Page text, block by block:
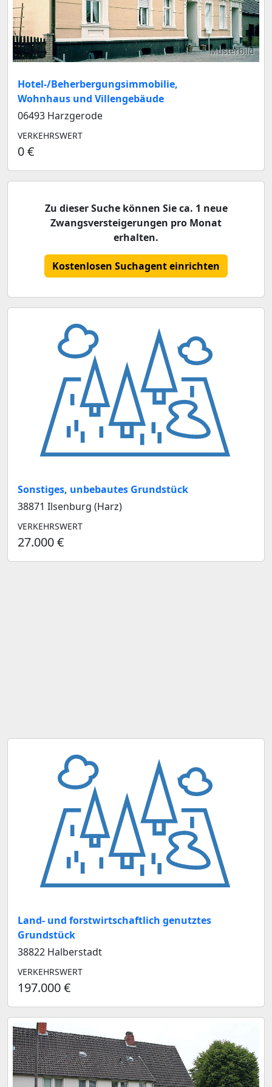
Musterbild
Hotel-/Beherbergungsimmobilie,
Wohnhaus und Villengebäude
06493 Harzgerode
VERKEHRSWERT
0 €
Zu dieser Suche können Sie ca. 1 neue
Zwangsversteigerungen pro Monat
erhalten.
Kostenlosen Suchagent einrichten
Sonstiges, unbebautes Grundstück
38871 Ilsenburg (Harz)
VERKEHRSWERT
27.000 €
Land- und forstwirtschaftlich genutztes
Grundstück
38822 Halberstadt
VERKEHRSWERT
197.000 €